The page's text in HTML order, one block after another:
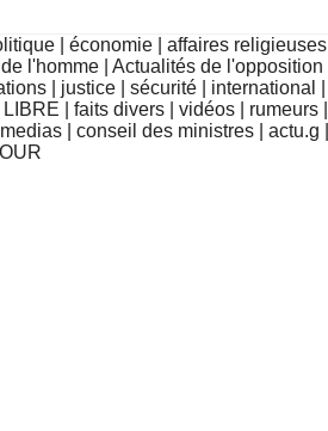
économie affaires religieuses
l'homme Actualités de l'opposition
justice sécurité international
faits divers vidéos rumeurs
medias conseil des ministres actu.g